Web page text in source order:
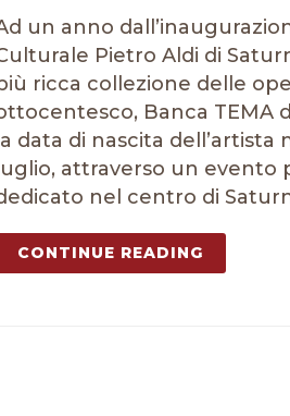
un anno
Pietro Aldi di
ricca collezione delle
Banca TEMA
la data di nascita dell’artista
luglio, attraverso un evento
nel centro di
CONTINUE READING